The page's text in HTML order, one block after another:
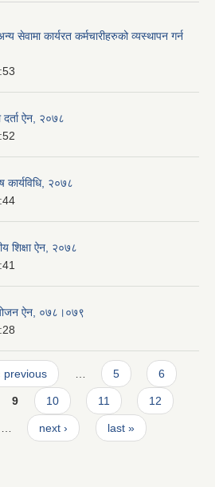
सेवामा कार्यरत कर्मचारीहरुको व्यस्थापन गर्न
दर्ता ऐन, २०७८
२०७८
शिक्षा ऐन, २०७८
ऐन, ०७८।०७९
previous 5 6
9 10 11 12
next › last »